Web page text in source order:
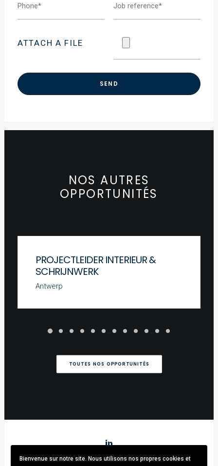
ATTACH A FILE
NOS AUTRES
OPPORTUNITÉS
PROJECTLEIDER INTERIEUR &
SCHRIJNWERK
Antwerp
TOUTES NOS OPPORTUNITÉS
Bienvenue sur notre site. Nous utilisons nos propres cookies et